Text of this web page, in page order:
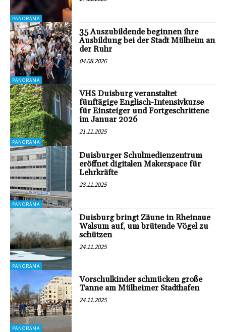
PANORAMA
PANORAMA
35 Auszubildende beginnen ihre
Ausbildung bei der Stadt Mülheim an
der Ruhr
04.08.2026
PANORAMA
VHS Duisburg veranstaltet
fünftägige Englisch-Intensivkurse
für Einsteiger und Fortgeschrittene
im Januar 2026
21.11.2025
PANORAMA
Duisburger Schulmedienzentrum
eröffnet digitalen Makerspace für
Lehrkräfte
28.11.2025
PANORAMA
Duisburg bringt Zäune in Rheinaue
Walsum auf, um brütende Vögel zu
schützen
24.11.2025
PANORAMA
Vorschulkinder schmücken große
Tanne am Mülheimer Stadthafen
24.11.2025